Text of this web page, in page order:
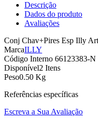
Descrição
Dados do produto
Avaliações
Conj Chav+Pires Esp Illy
MarcaILLY
Código Interno 66123383-N
Disponível2 Itens
Peso0.50 Kg
Referências específicas
Escreva a Sua Avaliação